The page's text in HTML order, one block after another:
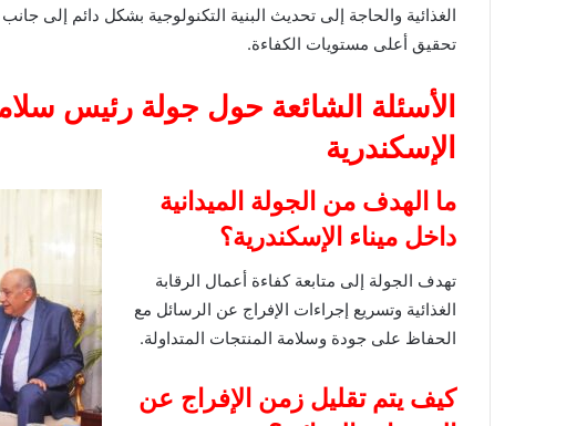
الغذائية والحاجة إلى تحديث البنية التكنولوجية بشكل دائم إلى
تحقيق أعلى مستويات الكفاءة.
الأسئلة الشائعة حول جولة رئيس
الإسكندرية
ما الهدف من الجولة الميدانية
داخل ميناء الإسكندرية؟
تهدف الجولة إلى متابعة كفاءة أعمال الرقابة
الغذائية وتسريع إجراءات الإفراج عن الرسائل مع
الحفاظ على جودة وسلامة المنتجات المتداولة.
كيف يتم تقليل زمن الإفراج عن